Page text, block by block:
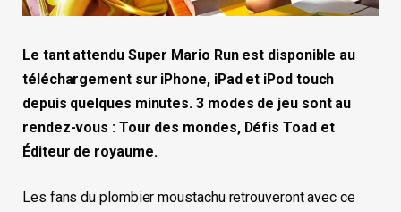
Le tant attendu Super Mario Run est disponible au
téléchargement sur iPhone, iPad et iPod touch
depuis quelques minutes. 3 modes de jeu sont au
rendez-vous : Tour des mondes, Défis Toad et
Éditeur de royaume.
Les fans du plombier moustachu retrouveront avec ce